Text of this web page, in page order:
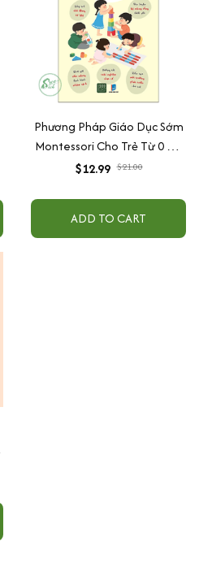
Phương Pháp Giáo Dục Sớm
Montessori Cho Trẻ Từ 0 – 3
Tuổi
$12.99 $21.00
ADD TO CART